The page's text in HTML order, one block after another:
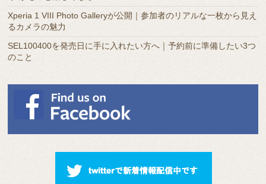
Xperia 1 VIII Photo Galleryが公開｜参加者のリアルな一枚から見え
るカメラの魅力
SEL100400を発売日に手に入れたい方へ｜予約前に準備したい3つ
のこと